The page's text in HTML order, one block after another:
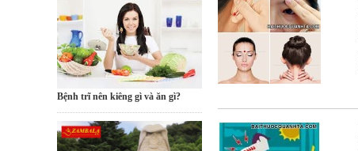
Bệnh trĩ nên kiêng gì và ăn gì?